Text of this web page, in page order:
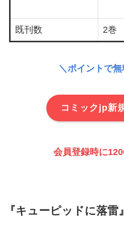
既刊数 2巻
＼ポイントで
コミックjp新
会員登録時に
『キューピッドに落雷